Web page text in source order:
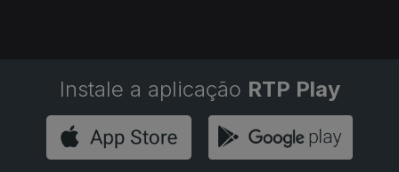
Instale a aplicação RTP Play